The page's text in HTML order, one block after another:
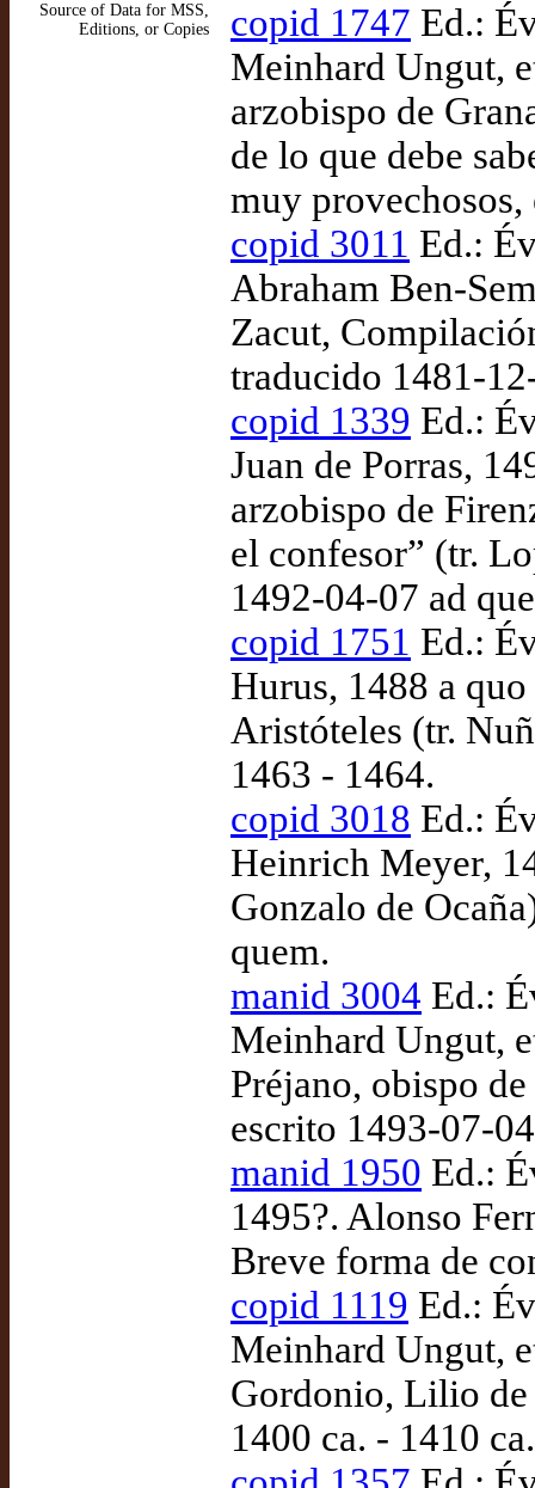
Source of Data for MSS,
Editions, or Copies
copid 1747 Ed.:
Meinhard Ungut,
arzobispo de
de lo que debe
muy provechosos,
copid 3011 Ed.:
Abraham Ben-
Zacut,
traducido 1481-
copid 1339 Ed.:
Juan de Porras,
arzobispo de
el confesor” (tr.
1492-04-07 ad
copid 1751 Ed.:
Hurus, 1488 a
Aristóteles (tr.
1463 - 1464.
copid 3018 Ed.:
Heinrich Meyer,
Gonzalo de
quem.
manid 3004 Ed.:
Meinhard Ungut,
Préjano, obispo
escrito 1493-07-
manid 1950 Ed.:
1495?. Alonso
Breve forma de
copid 1119 Ed.:
Meinhard Ungut,
Gordonio, Lilio
1400 ca. - 1410 ca.